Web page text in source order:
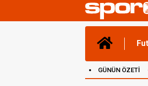
GÜNÜN ÖZETİ